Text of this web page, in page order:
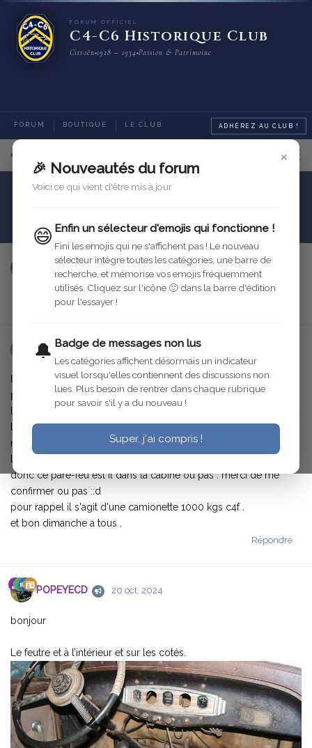
FORUM OFFICIEL
C4-C6 Historique Club
Citroën 1928 – 1934 Passion & Patrimoine
FORUM BOUTIQUE LE CLUB ADHÉREZ AU CLUB !
×
🎉 Nouveautés du forum
Voici ce qui vient d'être mis à jour
😄 Enfin un sélecteur d'emojis qui fonctionne !
Fini les emojis qui ne s'affichent pas ! Le nouveau
sélecteur intègre toutes les catégories, une barre de
recherche, et mémorise vos emojis fréquemment
utilisés. Cliquez sur l'icône 🙂 dans la barre d'édition
pour l'essayer !
🔔 Badge de messages non lus
Les catégories affichent désormais un indicateur
visuel lorsqu'elles contiennent des discussions non
lues. Plus besoin de rentrer dans chaque rubrique
pour savoir s'il y a du nouveau !
Super, j'ai compris !
Carrosserie Sellerie et Intérieur
francis71 20 oct. 2024 Modifié
francis71 20 oct. 2024
bonjour a tous , avant de faire une bourde , j'aimerais savoir si la
plaque en feutre de laine va sur l'interieur de la cabine ou a
l'exterieur sous le reservoir ? je l'avais trouvé a moitié decollée a
l'interieur et toute bouffée par les mites . j'en ai retaillé une autre
mais le doute s'installe depuis que j'ai vu des isolants genre
donc ce pare-feu est il dans la cabine ou pas . merci de me
confirmer ou pas ::d
pour rappel il s'agit d'une camionette 1000 kgs c4f .
et bon dimanche a tous .
Répondre
POPEYECD 20 oct. 2024
bonjour
Le feutre et à l’intérieur et sur les cotés.